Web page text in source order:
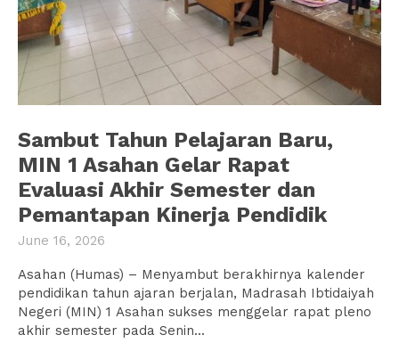
Sambut Tahun Pelajaran Baru,
MIN 1 Asahan Gelar Rapat
Evaluasi Akhir Semester dan
Pemantapan Kinerja Pendidik
June 16, 2026
Asahan (Humas) – Menyambut berakhirnya kalender
pendidikan tahun ajaran berjalan, Madrasah Ibtidaiyah
Negeri (MIN) 1 Asahan sukses menggelar rapat pleno
akhir semester pada Senin...